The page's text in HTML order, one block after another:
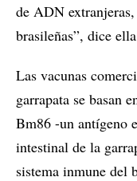
de ADN
brasileñas”, dice
Las vacunas
garrapata se basan
Bm86 -un antígeno
intestinal de la
sistema inmune del